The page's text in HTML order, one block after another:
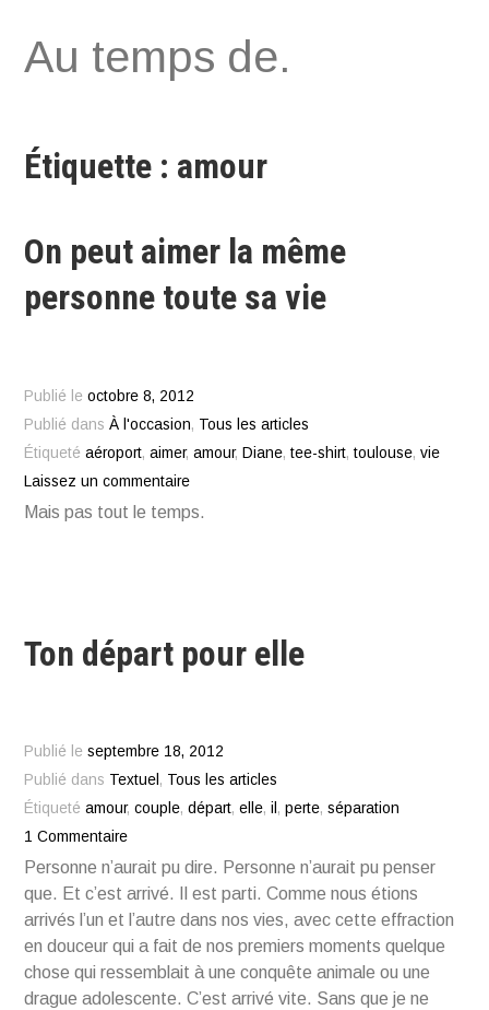
au
Au temps de.
Étiquette : amour
On peut aimer la même
personne toute sa vie
Publié leoctobre 8, 2012
Publié dansÀ l'occasion, Tous les articles
Étiquetéaéroport,aimer,amour, Diane,tee-shirt,toulouse,vie
Laissez un commentaire
Mais pas tout le temps.
Ton départ pour elle
Publié leseptembre 18, 2012
Publié dans Textuel , Tous les articles
Étiquetéamour,couple,départ,elle,il ,perte,séparation
1 Commentaire
Personne n’aurait pu dire. Personne n’aurait pu penser
que. Et c’est arrivé. Il est parti. Comme nous étions
arrivés l’un et l’autre dans nos vies, avec cette effraction
en douceur qui a fait de nos premiers moments quelque
chose qui ressemblait à une conquête animale ou une
drague adolescente. C’est arrivé vite. Sans que je ne